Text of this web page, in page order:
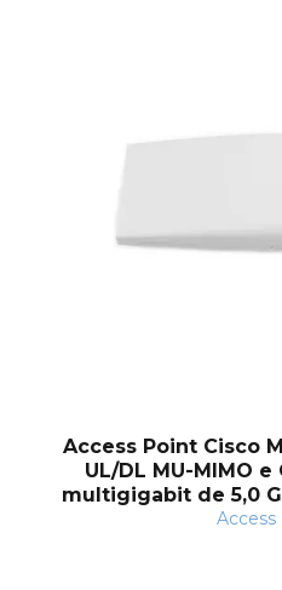
Access Point Cisco
UL/DL MU-MIMO
multigigabit de 5,0